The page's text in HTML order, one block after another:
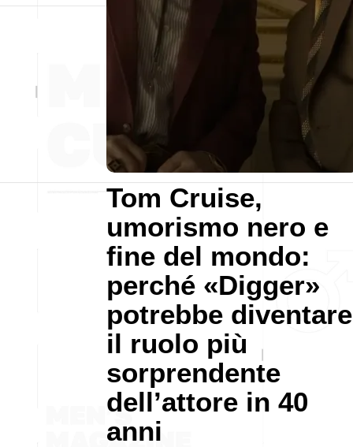
Tom Cruise,
umorismo nero e
fine del mondo:
perché «Digger»
potrebbe diventare
il ruolo più
sorprendente
dell’attore in 40
anni